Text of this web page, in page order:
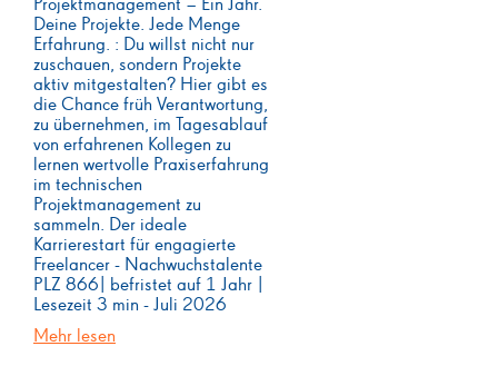
Projektmanagement – Ein Jahr.
Deine Projekte. Jede Menge
Erfahrung. : Du willst nicht nur
zuschauen, sondern Projekte
aktiv mitgestalten? Hier gibt es
die Chance früh Verantwortung,
zu übernehmen, im Tagesablauf
von erfahrenen Kollegen zu
lernen wertvolle Praxiserfahrung
im technischen
Projektmanagement zu
sammeln. Der ideale
Karrierestart für engagierte
Freelancer - Nachwuchstalente
PLZ 866| befristet auf 1 Jahr |
Lesezeit 3 min - Juli 2026
Mehr lesen